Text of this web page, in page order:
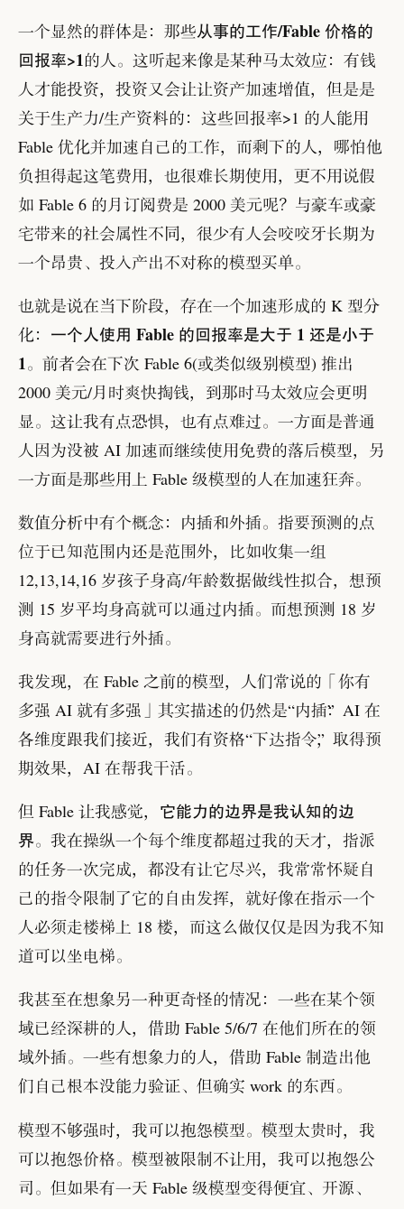
一个显然的群体是： 那些从事的工作/Fable 价格的
回报率>1的人 。 这听起来像是某种马太效应： 有钱
人才能投资， 投资又会让让资产加速增值， 但是是
关于生产力/生产资料的： 这些回报率>1 的人能用
Fable 优化并加速自己的工作， 而剩下的人， 哪怕他
负担得起这笔费用， 也很难长期使用， 更不用说假
如 Fable 6 的月订阅费是 2000 美元呢？ 与豪车或豪
宅带来的社会属性不同， 很少有人会咬咬牙长期为
一个昂贵、 投入产出不对称的模型买单。
也就是说在当下阶段， 存在一个加速形成的 K 型分
化： 一个人使用 Fable 的回报率是大于 1 还是小于
1。 前者会在下次 Fable 6(或类似级别模型) 推出
2000 美元/月时爽快掏钱， 到那时马太效应会更明
显。 这让我有点恐惧， 也有点难过。 一方面是普通
人因为没被 AI 加速而继续使用免费的落后模型， 另
一方面是那些用上 Fable 级模型的人在加速狂奔。
数值分析中有个概念： 内插和外插。 指要预测的点
位于已知范围内还是范围外，
比如收集一组
12,13,14,16 岁孩子身高/年龄数据做线性拟合， 想预
测 15 岁平均身高就可以通过内插。 而想预测 18 岁
身高就需要进行外插。
我发现， 在 Fable 之前的模型， 人们常说的 「你有
多强 AI 就有多强 」 其实描述的仍然是“内插”
： AI 在
各维度跟我们接近， 我们有资格“下达指令”
， 取得预
期效果， AI 在帮我干活。
但 Fable 让我感觉， 它能力的边界是我认知的边
界。 我在操纵一个每个维度都超过我的天才， 指派
的任务一次完成， 都没有让它尽兴， 我常常怀疑自
己的指令限制了它的自由发挥， 就好像在指示一个
人必须走楼梯上 18 楼， 而这么做仅仅是因为我不知
道可以坐电梯。
我甚至在想象另一种更奇怪的情况： 一些在某个领
域已经深耕的人， 借助 Fable 5/6/7 在他们所在的领
域外插。 一些有想象力的人， 借助 Fable 制造出他
们自己根本没能力验证、 但确实 work 的东西。
模型不够强时， 我可以抱怨模型。 模型太贵时， 我
可以抱怨价格。 模型被限制不让用， 我可以抱怨公
司。 但如果有一天 Fable 级模型变得便宜、 开源、